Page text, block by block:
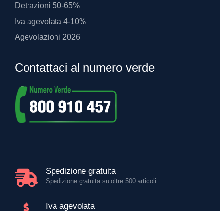
Detrazioni 50-65%
Iva agevolata 4-10%
Agevolazioni 2026
Contattaci al numero verde
Spedizione gratuita
Spedizione gratuita su oltre 500 articoli
Iva agevolata